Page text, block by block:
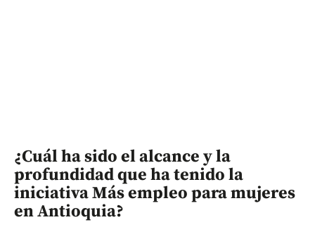
¿Cuál ha sido el alcance y la
profundidad que ha tenido la
iniciativa Más empleo para mujeres
en Antioquia?